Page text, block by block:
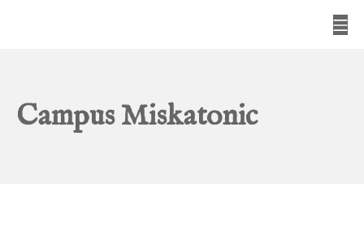
Campus Miskatonic